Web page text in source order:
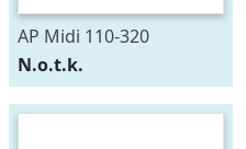
AP Midi 110-320
N.o.t.k.